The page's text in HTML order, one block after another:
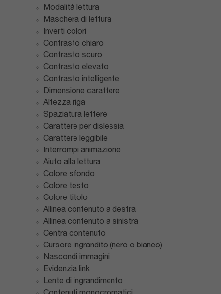
Modalità lettura
Maschera di lettura
Inverti colori
Contrasto chiaro
Contrasto scuro
Contrasto elevato
Contrasto intelligente
Dimensione carattere
Altezza riga
Spaziatura lettere
Carattere per dislessia
Carattere leggibile
Interrompi animazione
Aiuto alla lettura
Colore sfondo
Colore testo
Colore titolo
Allinea contenuto a destra
Allinea contenuto a sinistra
Centra contenuto
Cursore ingrandito (nero o bianco)
Nascondi immagini
Evidenzia link
Lente di ingrandimento